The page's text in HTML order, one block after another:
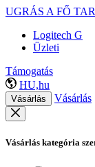
UGRÁS A FŐ
Logitech G
Üzleti
Támogatás
HU,hu
Vásárlás Vásárlás
Vásárlás kategória